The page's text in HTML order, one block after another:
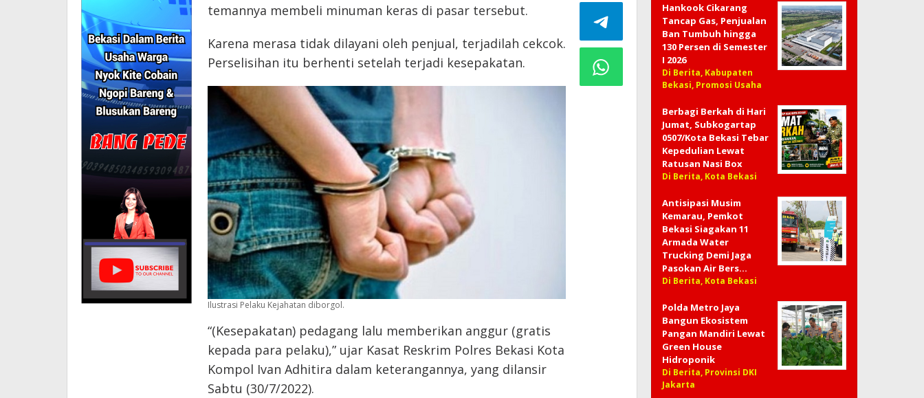
temannya membeli minuman keras di pasar tersebut.
Karena merasa tidak dilayani oleh penjual, terjadilah cekcok.
Perselisihan itu berhenti setelah terjadi kesepakatan.
Ilustrasi Pelaku Kejahatan diborgol.
“(Kesepakatan) pedagang lalu memberikan anggur (gratis
kepada para pelaku),” ujar Kasat Reskrim Polres Bekasi Kota
Kompol Ivan Adhitira dalam keterangannya, yang dilansir
Sabtu (30/7/2022).
Hankook Cikarang
Tancap Gas, Penjualan
Ban Tumbuh hingga
130 Persen di Semester
I 2026
Di Berita, Kabupaten
Bekasi, Promosi Usaha
Berbagi Berkah di Hari
Jumat, Subkogartap
0507/Kota Bekasi Tebar
Kepedulian Lewat
Ratusan Nasi Box
Di Berita, Kota Bekasi
Antisipasi Musim
Kemarau, Pemkot
Bekasi Siagakan 11
Armada Water
Trucking Demi Jaga
Pasokan Air Bers…
Di Berita, Kota Bekasi
Polda Metro Jaya
Bangun Ekosistem
Pangan Mandiri Lewat
Green House
Hidroponik
Di Berita, Provinsi DKI
Jakarta